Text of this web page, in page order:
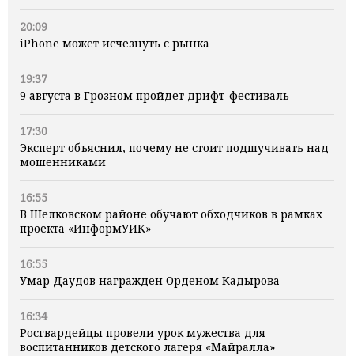
20:09
iPhone может исчезнуть с рынка
19:37
9 августа в Грозном пройдет дрифт-фестиваль
17:30
Эксперт объяснил, почему не стоит подшучивать над
мошенниками
16:55
В Шелковском районе обучают обходчиков в рамках
проекта «ИнформУИК»
16:55
Умар Даудов награжден Орденом Кадырова
16:34
Росгвардейцы провели урок мужества для
воспитанников детского лагеря «Майралла»